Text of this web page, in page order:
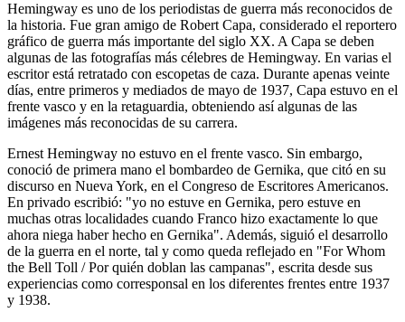
Hemingway es uno de los periodistas de guerra más reconocidos de
la historia. Fue gran amigo de Robert Capa, considerado el reportero
gráfico de guerra más importante del siglo XX. A Capa se deben
algunas de las fotografías más célebres de Hemingway. En varias el
escritor está retratado con escopetas de caza. Durante apenas veinte
días, entre primeros y mediados de mayo de 1937, Capa estuvo en el
frente vasco y en la retaguardia, obteniendo así algunas de las
imágenes más reconocidas de su carrera.
Ernest Hemingway no estuvo en el frente vasco. Sin embargo,
conoció de primera mano el bombardeo de Gernika, que citó en su
discurso en Nueva York, en el Congreso de Escritores Americanos.
En privado escribió: "yo no estuve en Gernika, pero estuve en
muchas otras localidades cuando Franco hizo exactamente lo que
ahora niega haber hecho en Gernika". Además, siguió el desarrollo
de la guerra en el norte, tal y como queda reflejado en "For Whom
the Bell Toll / Por quién doblan las campanas", escrita desde sus
experiencias como corresponsal en los diferentes frentes entre 1937
y 1938.